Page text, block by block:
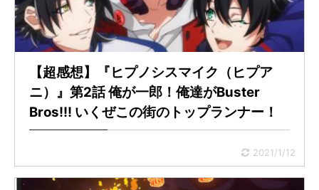
【超感想】『ヒプノシスマイク（ヒプア
ニ）』第2話 俺が一郎！俺達がBuster
Bros!!! いくぜこの街のトップランナー！
2021/1/12